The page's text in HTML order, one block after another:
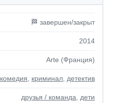
🏁 завершен/закрыт
2014
Arte (Франция)
комедия криминал детектив
друзья / команда дети